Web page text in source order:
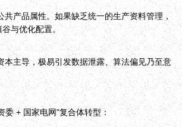
产品属性。如果缺乏统一的生产资料管理，
与优化配置。
主导，极易引发数据泄露、算法偏见乃至意
委 + 国家电网"复合体转型：